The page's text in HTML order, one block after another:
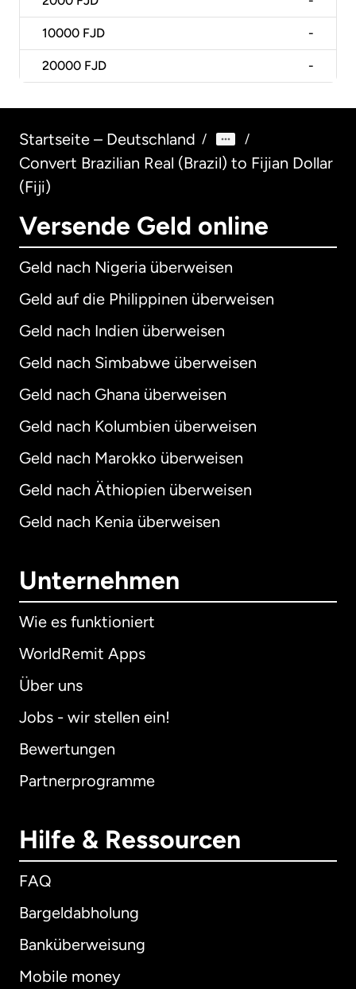
10000 FJD -
20000 FJD -
Startseite – Deutschland / /
Convert Brazilian Real (Brazil) to Fijian Dollar
(Fiji)
Versende Geld online
Geld nach Nigeria überweisen
Geld auf die Philippinen überweisen
Geld nach Indien überweisen
Geld nach Simbabwe überweisen
Geld nach Ghana überweisen
Geld nach Kolumbien überweisen
Geld nach Marokko überweisen
Geld nach Äthiopien überweisen
Geld nach Kenia überweisen
Unternehmen
Wie es funktioniert
WorldRemit Apps
Über uns
Jobs - wir stellen ein!
Bewertungen
Partnerprogramme
Hilfe & Ressourcen
FAQ
Bargeldabholung
Banküberweisung
Mobile money